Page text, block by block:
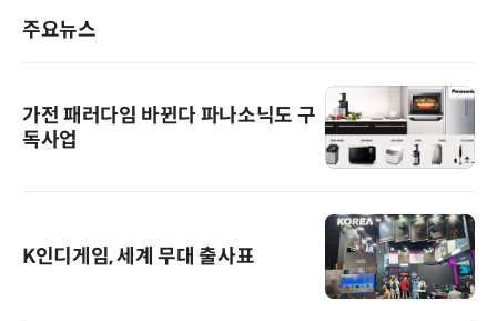
주요뉴스
가전 패러다임 바뀐다 파나소닉도 구
독사업
K인디게임, 세계 무대 출사표